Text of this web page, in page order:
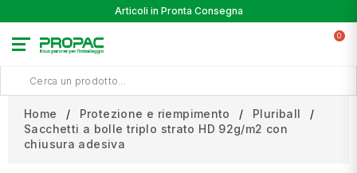
0
Articoli in Pronta Consegna
Home Protezione e riempimento
Pluriball
Sacchetti a bolle triplo strato HD 92g/m2 con
chiusura adesiva